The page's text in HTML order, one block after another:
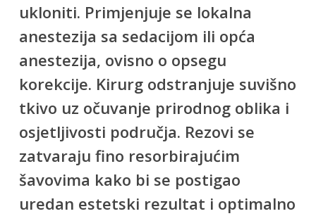
ukloniti. Primjenjuje se lokalna
anestezija sa sedacijom ili opća
anestezija, ovisno o opsegu
korekcije. Kirurg odstranjuje suvišno
tkivo uz očuvanje prirodnog oblika i
osjetljivosti područja. Rezovi se
zatvaraju fino resorbirajućim
šavovima kako bi se postigao
uredan estetski rezultat i optimalno